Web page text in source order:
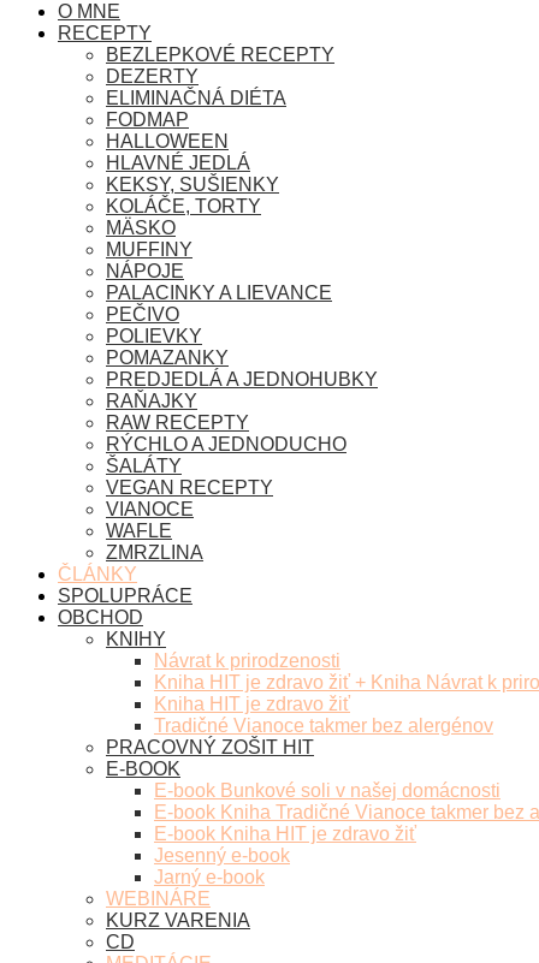
O MNE
RECEPTY
BEZLEPKOVÉ RECEPTY
DEZERTY
ELIMINAČNÁ DIÉTA
FODMAP
HALLOWEEN
HLAVNÉ JEDLÁ
KEKSY, SUŠIENKY
KOLÁČE, TORTY
MÄSKO
MUFFINY
NÁPOJE
PALACINKY A LIEVANCE
PEČIVO
POLIEVKY
POMAZANKY
PREDJEDLÁ A JEDNOHUBKY
RAŇAJKY
RAW RECEPTY
RÝCHLO A JEDNODUCHO
ŠALÁTY
VEGAN RECEPTY
VIANOCE
WAFLE
ZMRZLINA
ČLÁNKY
SPOLUPRÁCE
OBCHOD
KNIHY
Návrat k prirodzenosti
Kniha HIT je zdravo žiť + Kniha Návrat k
Kniha HIT je zdravo žiť
Tradičné Vianoce takmer bez alergénov
PRACOVNÝ ZOŠIT HIT
E-BOOK
E-book Bunkové soli v našej domácnosti
E-book Kniha Tradičné Vianoce takmer bez
E-book Kniha HIT je zdravo žiť
Jesenný e-book
Jarný e-book
WEBINÁRE
KURZ VARENIA
CD